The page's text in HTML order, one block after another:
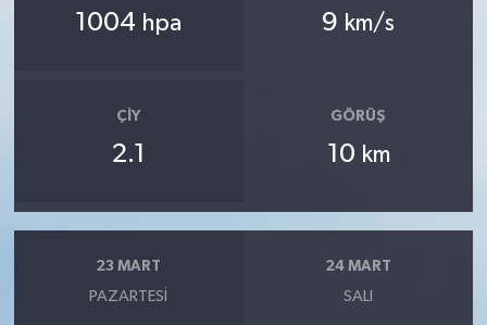
1004 hpa 9 km/s
ÇIY
2.1
GÖRÜŞ
10 km
23 MART
PAZARTESI
24 MART
SALI